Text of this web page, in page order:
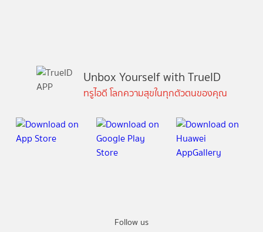
Follow us
Unbox Yourself with TrueID
ทรูไอดี โลกความสุขในทุกตัวตนของคุณ